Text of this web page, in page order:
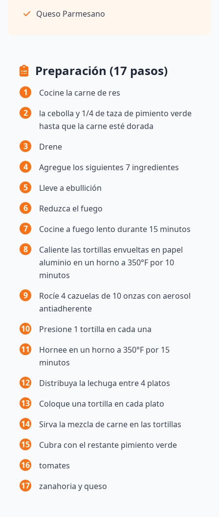
Queso Parmesano
Preparación (17 pasos)
1
Cocine la carne de res
2
la cebolla y 1/4 de taza de pimiento verde
hasta que la carne esté dorada
3
Drene
4
Agregue los siguientes 7 ingredientes
5
Lleve a ebullición
6
Reduzca el fuego
7
Cocine a fuego lento durante 15 minutos
8
Caliente las tortillas envueltas en papel
aluminio en un horno a 350°F por 10
minutos
9
Rocíe 4 cazuelas de 10 onzas con aerosol
antiadherente
10
Presione 1 tortilla en cada una
11
Hornee en un horno a 350°F por 15
minutos
12
Distribuya la lechuga entre 4 platos
13
Coloque una tortilla en cada plato
14
Sirva la mezcla de carne en las tortillas
15
Cubra con el restante pimiento verde
16
tomates
17
zanahoria y queso